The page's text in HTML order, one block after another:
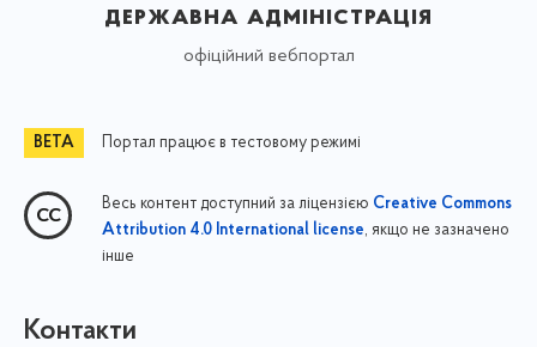
державна адміністрація
офіційний вебпортал
Портал працює в тестовому режимі
Весь контент доступний за ліцензією Creative Commons
Attribution 4.0 International license, якщо не зазначено
інше
Контакти